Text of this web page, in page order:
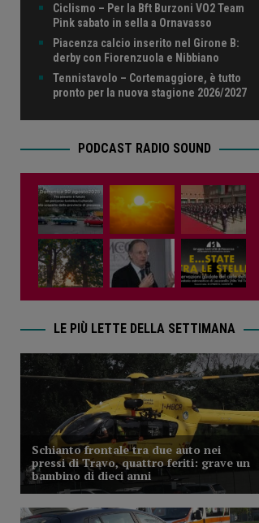
Ciclismo – Per la Bft Burzoni VO2 Team
Pink sabato in sella a Ornavasso
Piacenza calcio inserito nel Girone B:
derby con Fiorenzuola e Nibbiano
Tennistavolo – Cortemaggiore, è tutto
pronto per la nuova stagione 2026/2027
PODCAST RADIO SOUND
LE PIÙ LETTE DELLA SETTIMANA